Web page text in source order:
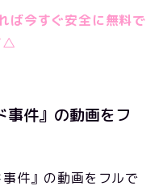
今すぐ安全に無料で
△
事件』の動画をフ
件』の動画をフルで